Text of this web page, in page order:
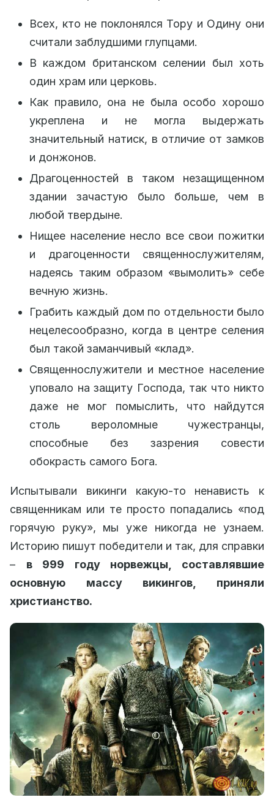
Всех, кто не поклонялся Тору и Одину они
считали заблудшими глупцами.
В каждом британском селении был хоть
один храм или церковь.
Как правило, она не была особо хорошо
укреплена и не могла выдержать
значительный натиск, в отличие от замков
и донжонов.
Драгоценностей в таком незащищенном
здании зачастую было больше, чем в
любой твердыне.
Нищее население несло все свои пожитки
и драгоценности священнослужителям,
надеясь таким образом «вымолить» себе
вечную жизнь.
Грабить каждый дом по отдельности было
нецелесообразно, когда в центре селения
был такой заманчивый «клад».
Священнослужители и местное население
уповало на защиту Господа, так что никто
даже не мог помыслить, что найдутся
столь вероломные чужестранцы,
способные без зазрения совести
обокрасть самого Бога.
Испытывали викинги какую-то ненависть к
священникам или те просто попадались «под
горячую руку», мы уже никогда не узнаем.
Историю пишут победители и так, для справки
– в 999 году норвежцы, составлявшие
основную массу викингов, приняли
христианство.